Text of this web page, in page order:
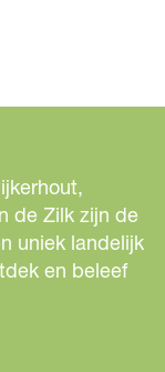
de Zilk zijn de
uniek landelijk
en beleef